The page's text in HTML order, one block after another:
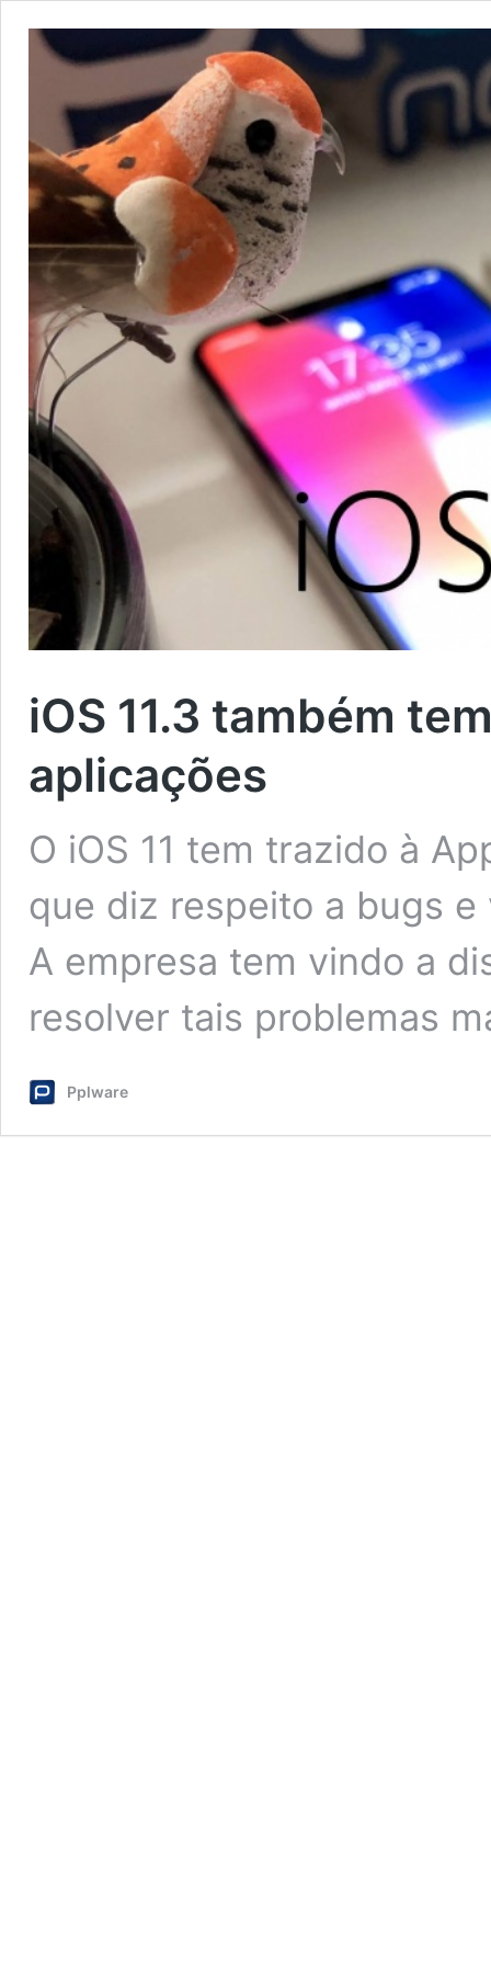
iOS 11.3 também
aplicações
O iOS 11 tem trazido à
que diz respeito a bugs
A empresa tem vindo a
resolver tais problemas
Pplware